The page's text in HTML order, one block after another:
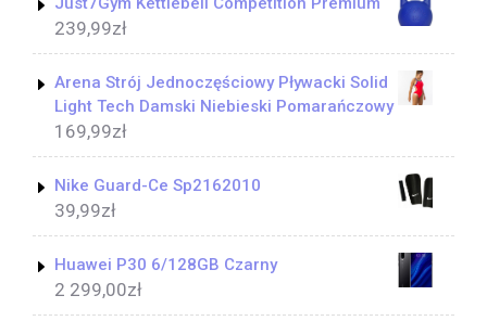
239,99zł
Arena Strój Jednoczęściowy Pływacki Solid
Light Tech Damski Niebieski Pomarańczowy
169,99zł
Nike Guard-Ce Sp2162010
39,99zł
Huawei P30 6/128GB Czarny
2 299,00zł